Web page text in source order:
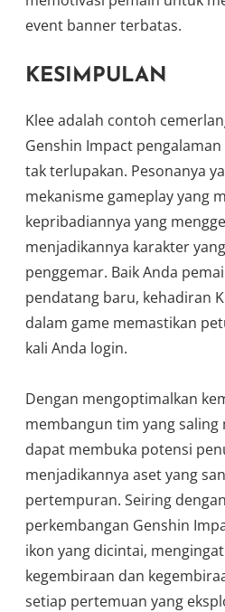
event banner terbatas.
KESIMPULAN
Klee adalah contoh
Genshin Impact
tak terlupakan. Pesonanya
mekanisme gameplay yang
kepribadiannya yang
menjadikannya karakter
penggemar. Baik Anda
pendatang baru, kehadiran
dalam game memastikan
kali Anda login.
Dengan mengoptimalkan
membangun tim yang saling
dapat membuka potensi
menjadikannya aset yang
pertempuran. Seiring
perkembangan Genshin
ikon yang dicintai,
kegembiraan dan
setiap pertemuan yang